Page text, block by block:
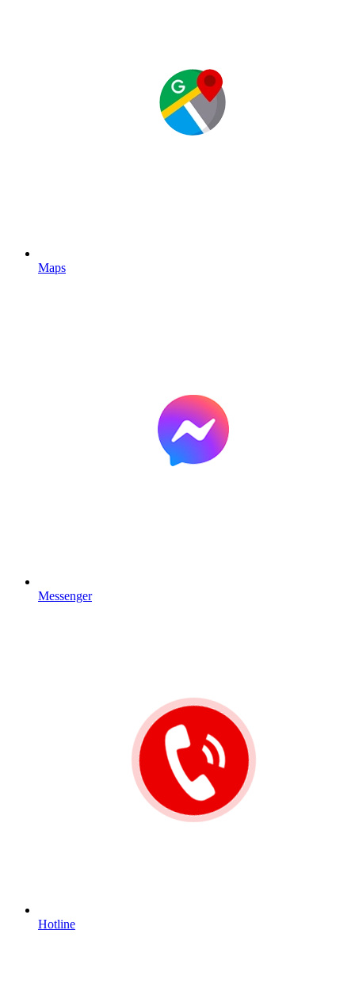
Maps
Messenger
Hotline